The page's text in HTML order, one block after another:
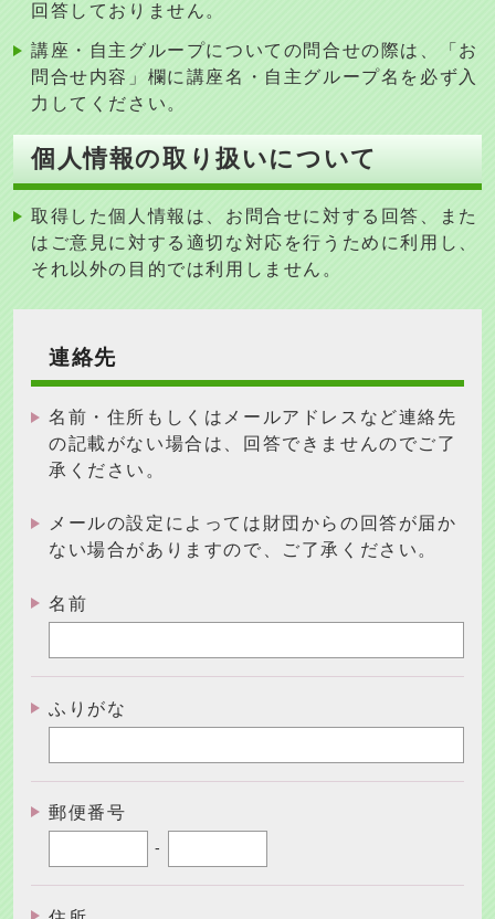
回答しておりません。
講座・自主グループについての問合せの際は、「お
問合せ内容」欄に講座名・自主グループ名を必ず入
力してください。
個人情報の取り扱いについて
取得した個人情報は、お問合せに対する回答、また
はご意見に対する適切な対応を行うために利用し、
それ以外の目的では利用しません 。
連絡先
名前・住所もしくはメールアドレスなど連絡先
の記載がない場合は、回答できませんのでご了
承ください。
メールの設定によっては財団からの回答が届か
ない場合がありますので、ご了承ください。
名前
ふりがな
郵便番号
-